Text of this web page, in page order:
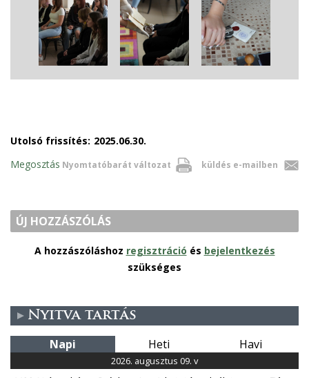
Utolsó frissítés: 2025.06.30.
Nyomtatóbarát változat küldés e-mailben
Megosztás
ÚJ HOZZÁSZÓLÁS
A hozzászóláshoz regisztráció és bejelentkezés
szükséges
Nyitva tartás
Napi Heti Havi
2026. augusztus 09. v